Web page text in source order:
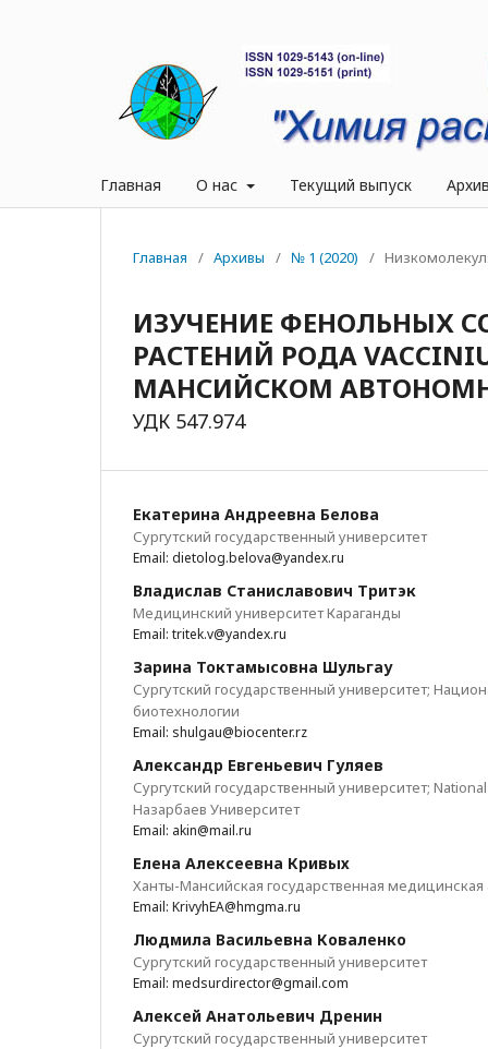
Главная О нас Текущий выпуск
Главная / Архивы / № 1 (2020) /
ИЗУЧЕНИЕ ФЕНОЛЬНЫХ
РАСТЕНИЙ РОДА
МАНСИЙСКОМ
УДК 547.974
Екатерина Андреевна Белова
Сургутский государственный университет
Email: dietolog.belova@yandex.ru
Владислав Станиславович Тритэк
Медицинский университет Караганды
Email: tritek.v@yandex.ru
Зарина Токтамысовна Шульгау
Сургутский государственный университет;
биотехнологии
Email: shulgau@biocenter.rz
Александр Евгеньевич Гуляев
Сургутский государственный университет;
Назарбаев Университет
Email: akin@mail.ru
Елена Алексеевна Кривых
Ханты-Мансийская государственная
Email: KrivyhEA@hmgma.ru
Людмила Васильевна Коваленко
Сургутский государственный университет
Email: medsurdirector@gmail.com
Алексей Анатольевич Дренин
Сургутский государственный университет